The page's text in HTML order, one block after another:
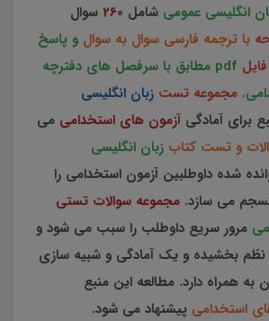
انگلیسی عمومی شامل 260 سوال
با ترجمه فارسی سوال به سوال و پاسخ
pdf مطابق با سرفصل های دفترچه
. مجموعه تست زبان انگلیسی
برای آمادگی آزمون های استخدامی می
و تست کتاب زبان انگلیسی
شده داوطلبین آزمون استخدامی را
می سازد. مجموعه سوالات تستی
مرور سریع داوطلب را سبب می شود و
بخشیده و یک آمادگی و شبیه سازی
به همراه دارد. مطالعه این منبع
استخدامی پیشنهاد می شود.